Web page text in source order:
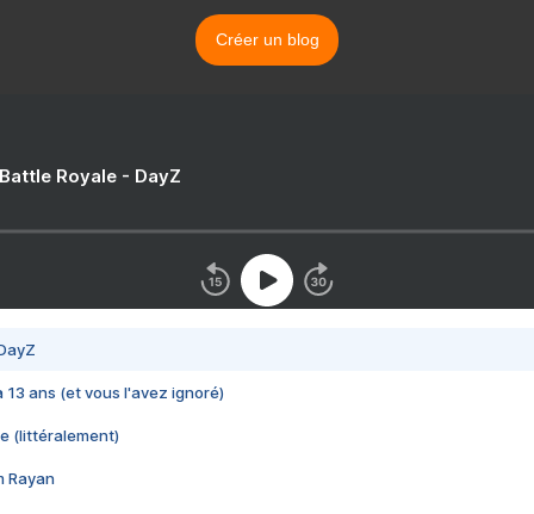
Créer un blog
Royale - DayZ
13 ans (et vous l'avez ignoré)
(littéralement)
Rayan